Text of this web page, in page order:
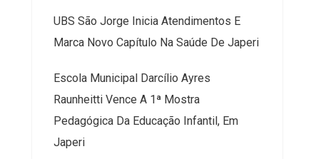
UBS São Jorge Inicia Atendimentos E
Marca Novo Capítulo Na Saúde De Japeri
Escola Municipal Darcílio Ayres
Raunheitti Vence A 1ª Mostra
Pedagógica Da Educação Infantil, Em
Japeri